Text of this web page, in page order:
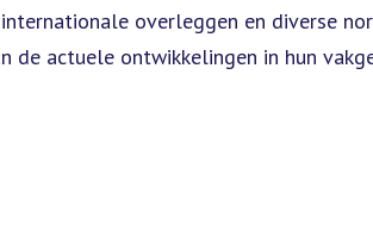
overleggen en diverse
de actuele ontwikkelingen in hun